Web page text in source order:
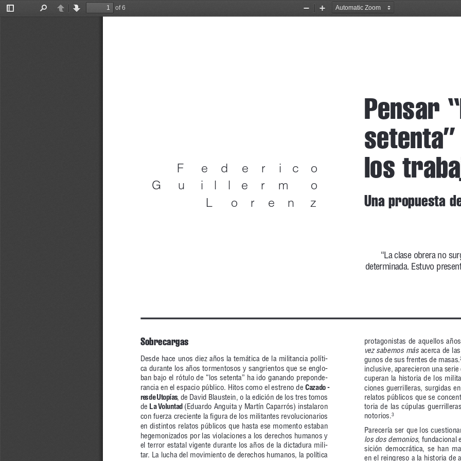
Toggle
PreviousNext
of 6
Zoom
Zoom
So bre car gas
Des de ha ce unos diez años la te má ti ca de la mi li tan cia po lí ti -
ca du ran te los años tor men to sos y san grien tos que se en glo -
ban ba jo el ró tu lo de “los se ten ta” ha ido ga nan do pre pon de -
ran cia en el es pa cio pú bli co. Hi tos co mo el es tre no de Ca za do -
res de Uto pías, de Da vid Blaus tein, o la edi ción de los tres to mos
de La Vo lun tad (Eduar do An gui ta y Mar tín Ca pa rrós) ins ta la ron
con fuer za cre cien te la fi gu ra de los mi li tan tes re vo lu cio na rios
en dis tin tos re la tos pú bli cos que has ta ese mo men to es ta ban
he ge mo ni za dos por las vio la cio nes a los de re chos hu ma nos y
el te rror es ta tal vi gen te du ran te los años de la dic ta du ra mi li -
tar. La lu cha del mo vi mien to de de re chos hu ma nos, la po lí ti ca
pro ta go nis tas de aque llos
vez sa be mos más acer ca de las
gu nos de sus fren tes de ma sas.
in clu si ve, apa re cie ron una se
cu pe ran la his to ria de los mi li
cio nes gue rri lle ras, sur gi das
re la tos pú bli cos que se con
to ria de las cú pu las gue rri lle
no to rios.3
Pa re ce ría ser que los cues tio
los dos de mo nios, fun da cio
si ción de mo crá ti ca, se han ma
en el rein gre so a la his to ria de
Pen sar
se ten
los tra ba
Una pro pues ta
Federico
Guillermo
Lorenz
“La cla se obre ra no
deter mi na da. Es tu vo pre